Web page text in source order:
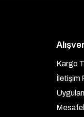
Kargo
İletişim